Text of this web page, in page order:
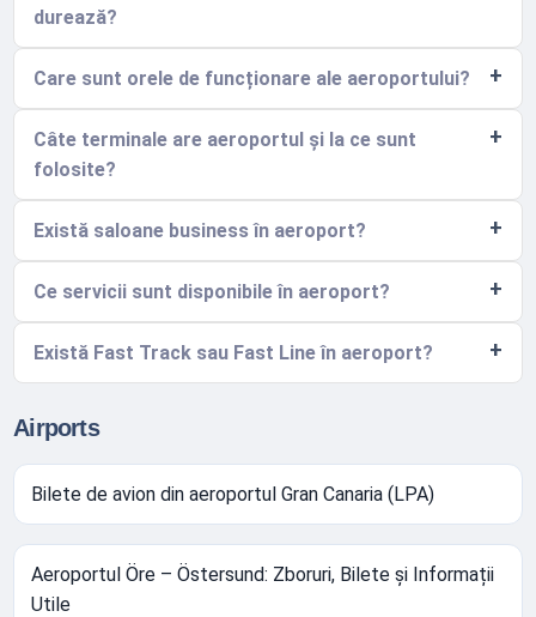
durează?
Care sunt orele de funcționare ale aeroportului?
Câte terminale are aeroportul și la ce sunt
folosite?
Există saloane business în aeroport?
Ce servicii sunt disponibile în aeroport?
Există Fast Track sau Fast Line în aeroport?
Airports
Bilete de avion din aeroportul Gran Canaria (LPA)
Aeroportul Öre – Östersund: Zboruri, Bilete și Informații
Utile